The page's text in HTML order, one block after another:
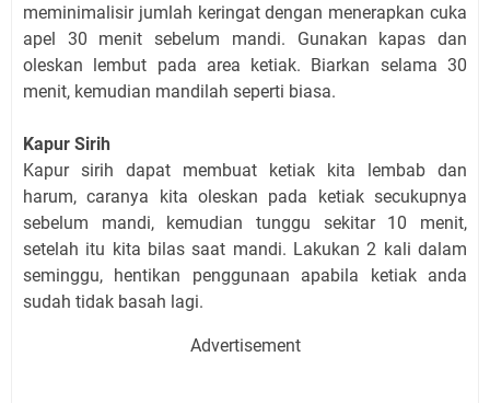
meminimalisir jumlah keringat dengan menerapkan cuka
apel 30 menit sebelum mandi. Gunakan kapas dan
oleskan lembut pada area ketiak. Biarkan selama 30
menit, kemudian mandilah seperti biasa.
Kapur Sirih
Kapur sirih dapat membuat ketiak kita lembab dan
harum, caranya kita oleskan pada ketiak secukupnya
sebelum mandi, kemudian tunggu sekitar 10 menit,
setelah itu kita bilas saat mandi. Lakukan 2 kali dalam
seminggu, hentikan penggunaan apabila ketiak anda
sudah tidak basah lagi.
Advertisement